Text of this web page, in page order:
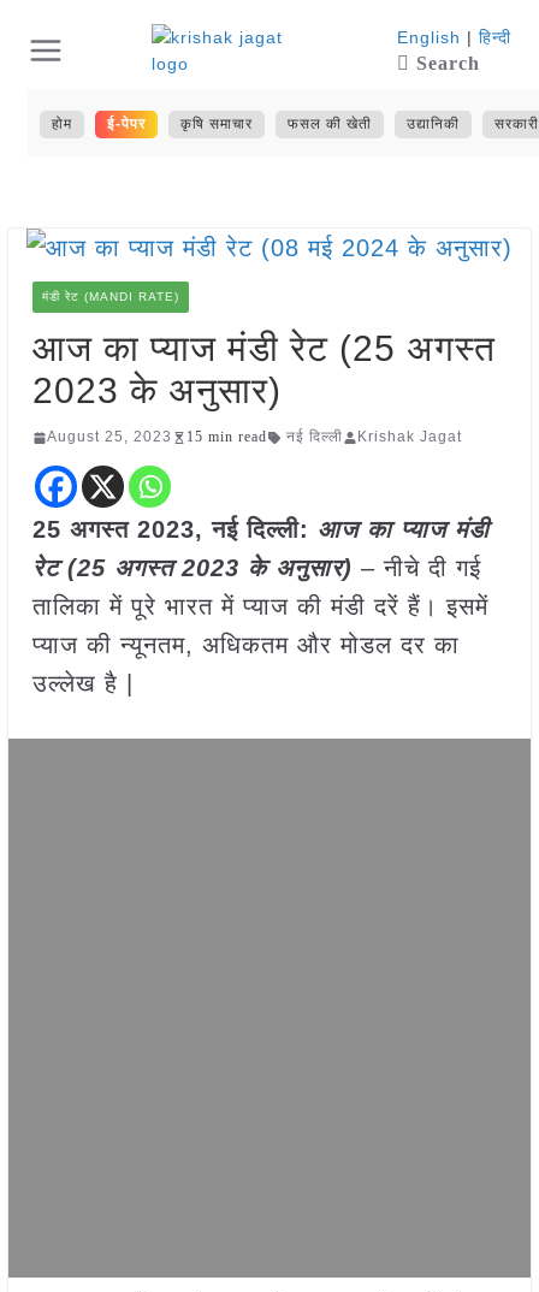
content
English | हिन्दी
Search
होम ई-पेपर कृषि समाचार फसल की खेती उद्यानिकी
मंडी रेट (MANDI RATE)
आज का प्याज मंडी रेट (25 अगस्त
2023 के अनुसार)
August 25, 2023 15 min read नई दिल्ली Krishak Jagat
25 अगस्त 2023, नई दिल्ली: आज का प्याज मंडी
रेट (25 अगस्त2023 के अनुसार) – नीचे दी गई
तालिका में पूरे भारत में प्याज की मंडी दरें हैं। इसमें
प्याज की न्यूनतम, अधिकतम और मोडल दर का
उल्लेख है |